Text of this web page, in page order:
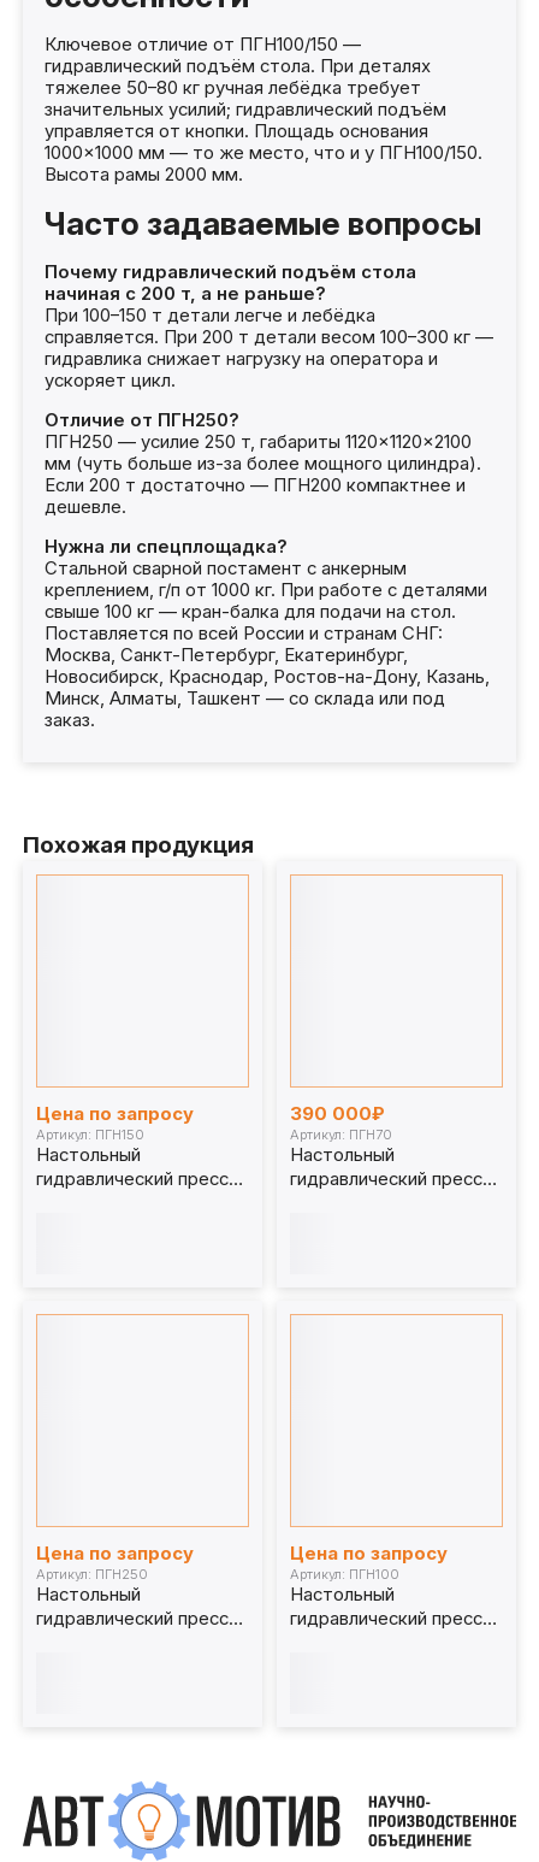
Ключевое отличие от ПГН100/150 —
гидравлический подъём стола. При деталях
тяжелее 50–80 кг ручная лебёдка требует
значительных усилий; гидравлический подъём
управляется от кнопки. Площадь основания
1000×1000 мм — то же место, что и у ПГН100/150.
Высота рамы 2000 мм.
Часто задаваемые вопросы
Почему гидравлический подъём стола
начиная с 200 т, а не раньше?
При 100–150 т детали легче и лебёдка
справляется. При 200 т детали весом 100–300 кг —
гидравлика снижает нагрузку на оператора и
ускоряет цикл.
Отличие от ПГН250?
ПГН250 — усилие 250 т, габариты 1120×1120×2100
мм (чуть больше из-за более мощного цилиндра).
Если 200 т достаточно — ПГН200 компактнее и
дешевле.
Нужна ли спецплощадка?
Стальной сварной постамент с анкерным
креплением, г/п от 1000 кг. При работе с деталями
свыше 100 кг — кран-балка для подачи на стол.
Поставляется по всей России и странам СНГ:
Москва, Санкт-Петербург, Екатеринбург,
Новосибирск, Краснодар, Ростов-на-Дону, Казань,
Минск, Алматы, Ташкент — со склада или под
заказ.
Похожая продукция
Цена по запросу
Артикул: ПГН150
Настольный
гидравлический пресс
390 000₽
Артикул: ПГН70
Настольный
гидравлический пресс
Цена по запросу
Артикул: ПГН250
Настольный
гидравлический пресс
Цена по запросу
Артикул: ПГН100
Настольный
гидравлический пресс